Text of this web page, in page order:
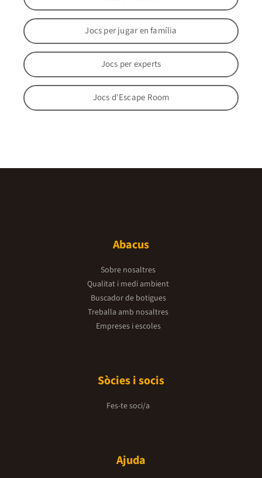
Jocs per jugar en família
Jocs per experts
Jocs d'Escape Room
Abacus
Sobre nosaltres
Qualitat i medi ambient
Buscador de botigues
Treballa amb nosaltres
Empreses i escoles
Sòcies i socis
Fes-te soci/a
Ajuda